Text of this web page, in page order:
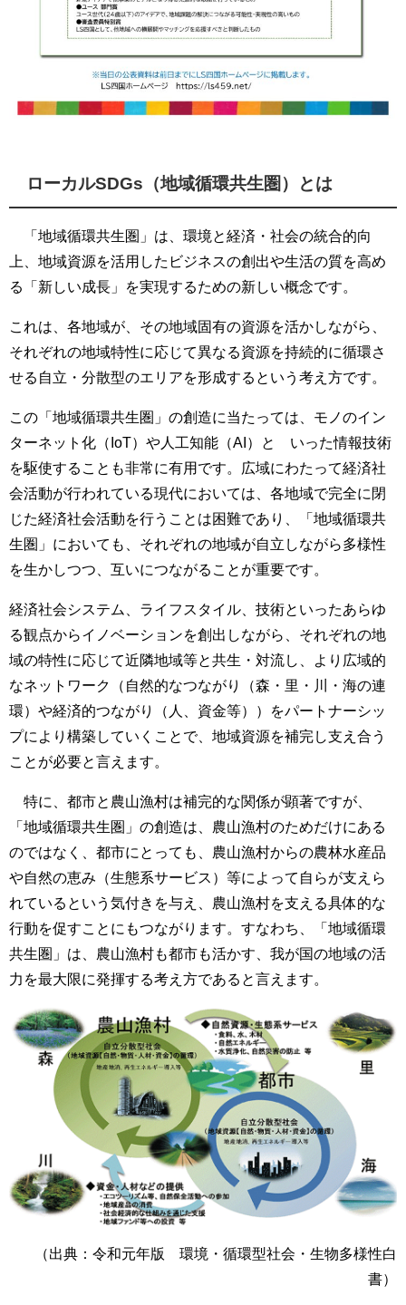
ローカルSDGs（地域循環共生圏）とは
「地域循環共生圏」は、環境と経済・社会の統合的向
上、地域資源を活用したビジネスの創出や生活の質を高め
る「新しい成長」を実現するための新しい概念です。
これは、各地域が、その地域固有の資源を活かしながら、
それぞれの地域特性に応じて異なる資源を持続的に循環さ
せる自立・分散型のエリアを形成するという考え方です。
この「地域循環共生圏」の創造に当たっては、モノのイン
ターネット化（IoT）や人工知能（AI）と いった情報技術
を駆使することも非常に有用です。広域にわたって経済社
会活動が行われている現代においては、各地域で完全に閉
じた経済社会活動を行うことは困難であり、「地域循環共
生圏」においても、それぞれの地域が自立しながら多様性
を生かしつつ、互いにつながることが重要です。
経済社会システム、ライフスタイル、技術といったあらゆ
る観点からイノベーションを創出しながら、それぞれの地
域の特性に応じて近隣地域等と共生・対流し、より広域的
なネットワーク（自然的なつながり（森・里・川・海の連
環）や経済的つながり（人、資金等））をパートナーシッ
プにより構築していくことで、地域資源を補完し支え合う
ことが必要と言えます。
特に、都市と農山漁村は補完的な関係が顕著ですが、
「地域循環共生圏」の創造は、農山漁村のためだけにある
のではなく、都市にとっても、農山漁村からの農林水産品
や自然の恵み（生態系サービス）等によって自らが支えら
れているという気付きを与え、農山漁村を支える具体的な
行動を促すことにもつながります。すなわち、「地域循環
共生圏」は、農山漁村も都市も活かす、我が国の地域の活
力を最大限に発揮する考え方であると言えます。
（出典：令和元年版 環境・循環型社会・生物多様性白
書）